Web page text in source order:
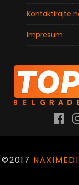
Kontaktirajte
Impresum
©2017